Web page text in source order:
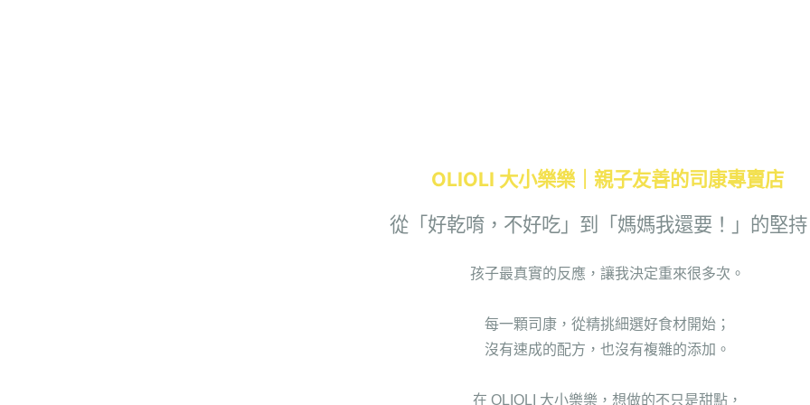
OLIOLI 大小樂樂｜親子友善的司康專賣店
從「好乾唷，不好吃」到「媽媽我還要！」的堅
孩子最真實的反應，讓我決定重來很多次。
每一顆司康， 從精挑細選好食材開始；
沒有速成的配方，也沒有複雜的添加。
在 OLIOLI 大小樂樂， 想做的不只是甜點，